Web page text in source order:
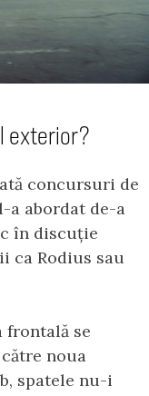
exterior?
concursuri de
a abordat de-a
în discuție
ca Rodius sau
frontală se
noua
spatele nu-i